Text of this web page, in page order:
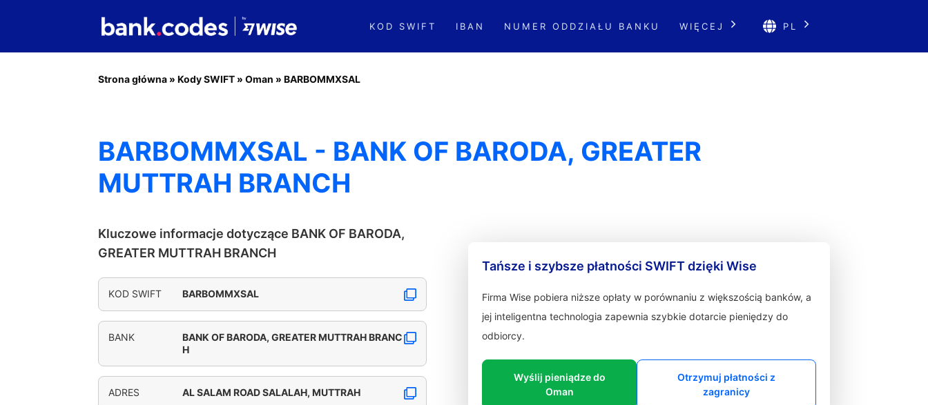
KOD SWIFT IBAN NUMER ODDZIAŁU BANKU WIĘCEJ PL
Strona główna » Kody SWIFT » Oman » BARBOMMXSAL
BARBOMMXSAL - BANK OF BARODA, GREATER
MUTTRAH BRANCH
Kluczowe informacje dotyczące BANK OF BARODA,
GREATER MUTTRAH BRANCH
KOD SWIFT BARBOMMXSAL
BANK
BANK OF BARODA, GREATER MUTTRAH BRANC
H
ADRES AL SALAM ROAD SALALAH, MUTTRAH
Tańsze i szybsze płatności SWIFT dzięki Wise
Firma Wise pobiera niższe opłaty w porównaniu z większością banków, a
jej inteligentna technologia zapewnia szybkie dotarcie pieniędzy do
odbiorcy.
Wyślij pieniądze do
Oman
Otrzymuj płatności z
zagranicy